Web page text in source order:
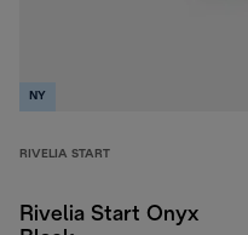
NY
RIVELIA START
Rivelia Start Onyx